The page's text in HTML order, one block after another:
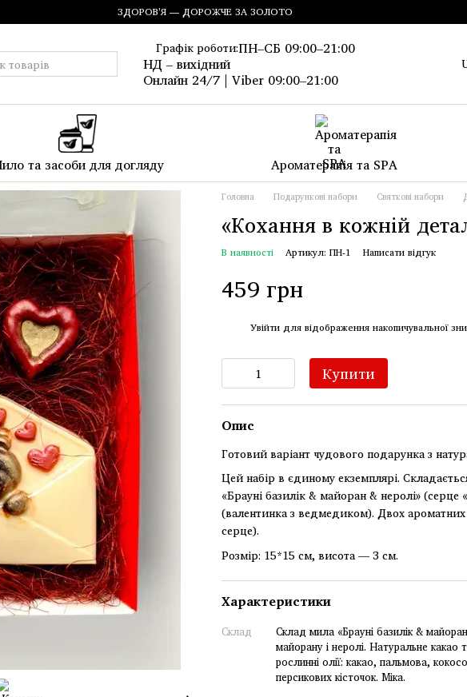
ЗДОРОВ'Я — ДОРОЖЧЕ ЗА ЗОЛОТО
Графік роботи:ПН–СБ 09:00–21:00
НД – вихідний
Онлайн 24/7 | Viber 09:00–21:00
та засоби для догляду Ароматерапія та SPA
Головна Подарункові набори Святкові набори
«Кохання в кожній
В наявності Артикул: ПН-1 Написати відгук
459 грн
Увійти для відображення накопичувальної
Купити
Опис
Готовий варіант чудового подарунка з
Цей набір в єдиному екземплярі.
«Брауні базилік & майоран & неролі» (серце
(валентинка з ведмедиком). Двох
серце).
Розмір: 15*15 см, висота — 3 см.
Характеристики
Склад
Склад мила «Брауні базилік &
майорану і неролі. Натуральне какао
рослинні олії: какао, пальмова,
персикових кісточок. Міка.